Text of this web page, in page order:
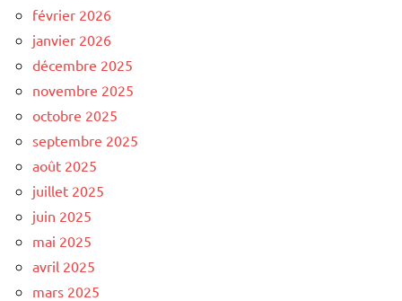
février 2026
janvier 2026
décembre 2025
novembre 2025
octobre 2025
septembre 2025
août 2025
juillet 2025
juin 2025
mai 2025
avril 2025
mars 2025